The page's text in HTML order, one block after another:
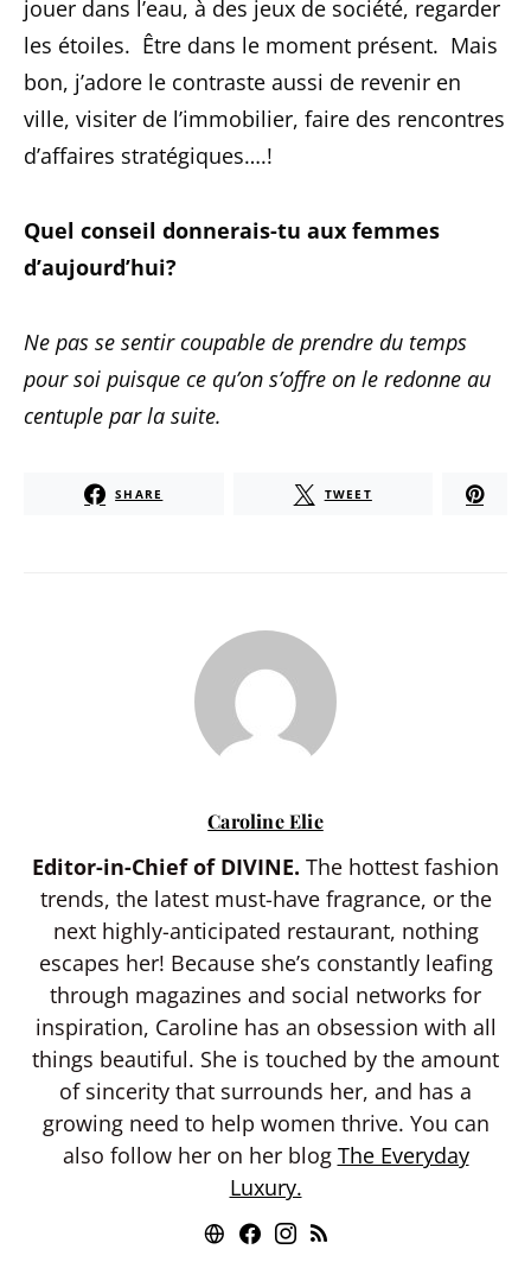
jouer dans l’eau, à des jeux de société, regarder
les étoiles. Être dans le moment présent. Mais
bon, j’adore le contraste aussi de revenir en
ville, visiter de l’immobilier, faire des rencontres
d’affaires stratégiques….!
Quel conseil donnerais-tu aux femmes
d’aujourd’hui?
Ne pas se sentir coupable de prendre du temps
pour soi puisque ce qu’on s’offre on le redonne au
centuple par la suite.
SHARE TWEET
Caroline Elie
Editor-in-Chief of DIVINE. The hottest fashion
trends, the latest must-have fragrance, or the
next highly-anticipated restaurant, nothing
escapes her! Because she’s constantly leafing
through magazines and social networks for
inspiration, Caroline has an obsession with all
things beautiful. She is touched by the amount
of sincerity that surrounds her, and has a
growing need to help women thrive. You can
also follow her on her blog The Everyday
Luxury.